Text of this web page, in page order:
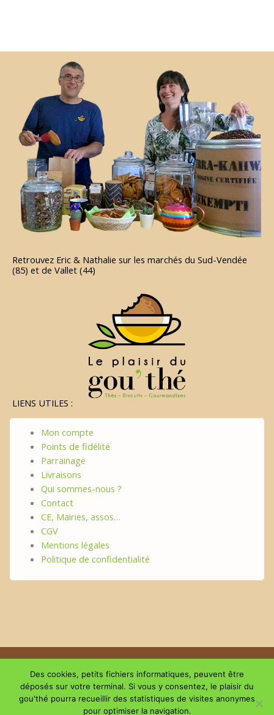
Retrouvez Eric & Nathalie sur les marchés du Sud-Vendée
(85) et de Vallet (44)
LIENS UTILES :
Mon compte
Points de fidélité
Parrainage
Livraisons
Qui sommes-nous ?
Contact
CE, Mairies, assos…
CGV
Mentions légales
Politique de confidentialité
Copyright © 2026 | Le plaisir du GouThé
Suivez-nous sur les réseaux
Des cookies, petits fichiers informatiques, peuvent être
déposés sur votre terminal. Si vous y consentez, le plaisir du
gou'thé pourra recueillir des statistiques de visites anonymes
pour optimiser la navigation.